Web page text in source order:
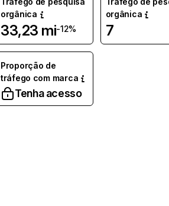
orgânica
33,23 mi-12%
orgânica
7
Proporção de
tráfego com marca
Tenha acesso